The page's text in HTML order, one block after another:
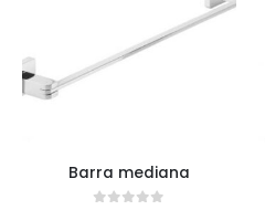
Barra mediana